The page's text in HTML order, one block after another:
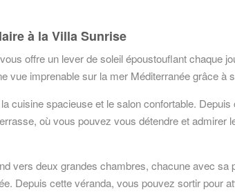
à la Villa Sunrise
offre un lever de soleil époustouflant chaque
vue imprenable sur la mer Méditerranée grâce à
cuisine spacieuse et le salon confortable.
où vous pouvez vous détendre et admirer
vers deux grandes chambres, chacune avec sa
Depuis cette véranda, vous pouvez sortir pour